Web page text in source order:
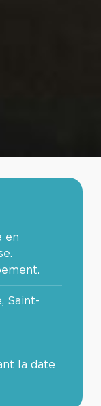
en
Saint-
la date